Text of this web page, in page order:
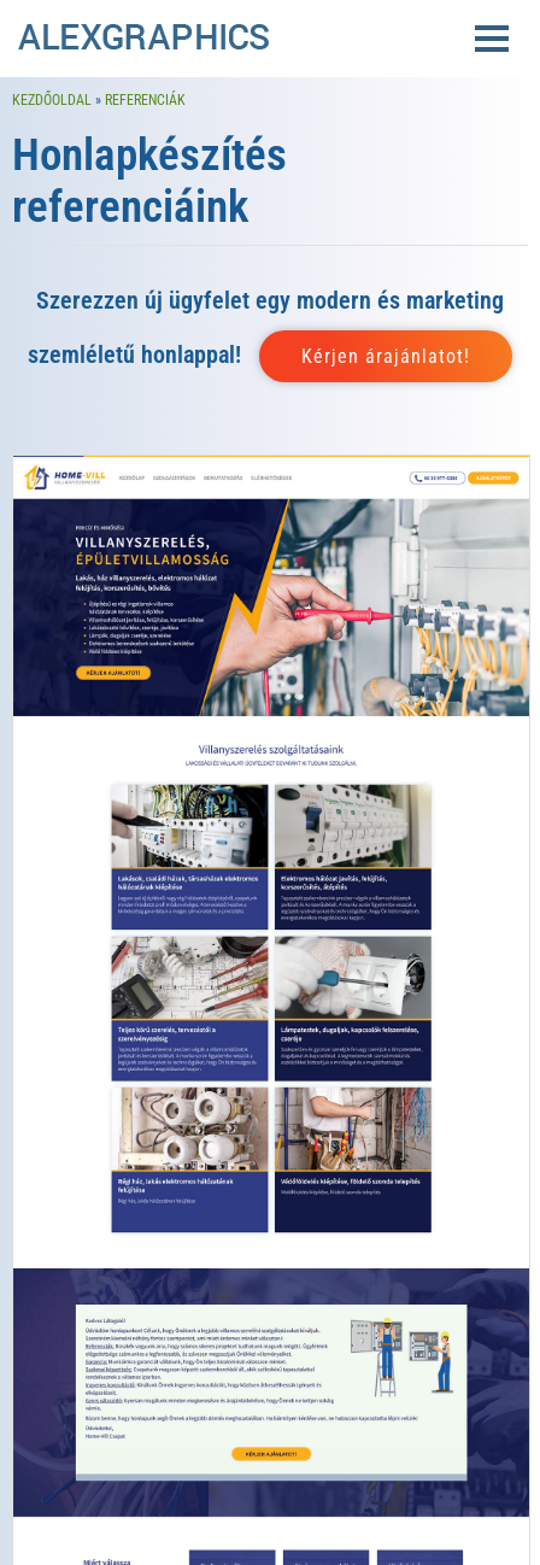
KEZDŐOLDAL » REFERENCIÁK
Honlapkészítés
referenciáink
Szerezzen új ügyfelet egy modern és marketing
szemléletű honlappal!